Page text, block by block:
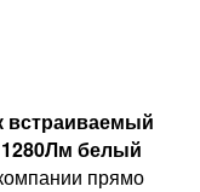
встраиваемый
белый
прямо